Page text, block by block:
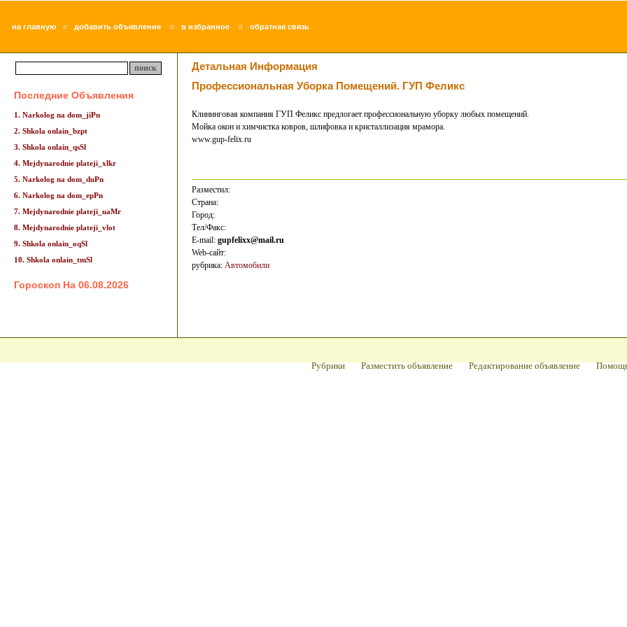
на главную ¤ добавить объявление ¤ в избранное ¤ обратная связь
Последние Объявления
1. Narkolog na dom_jiPn
2. Shkola onlain_bzpt
3. Shkola onlain_qsSl
4. Mejdynarodnie plateji_xlkr
5. Narkolog na dom_duPn
6. Narkolog na dom_epPn
7. Mejdynarodnie plateji_uaMr
8. Mejdynarodnie plateji_vlot
9. Shkola onlain_oqSl
10. Shkola onlain_tmSl
Гороскоп На 06.08.2026
Детальная Информация
Профессиональная Уборка Помещений. ГУП Феликс
Клининговая компания ГУП Феликс предлогает профессиональную уборку любых помещений.
Мойка окон и химчистка ковров, шлифовка и кристаллизация мрамора.
www.gup-felix.ru
Разместил:
Страна:
Город:
Тел/Факс:
E-mail: gupfelixx@mail.ru
Web-сайт:
рубрика: Автомобили
Рубрики Разместить объявление Редактирование объявление